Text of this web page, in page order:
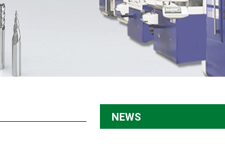
NEWS